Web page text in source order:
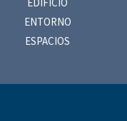
ENTORNO
ESPACIOS